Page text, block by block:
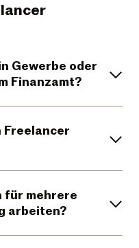
Gewerbe oder
Finanzamt?
Freelancer
für mehrere
arbeiten?